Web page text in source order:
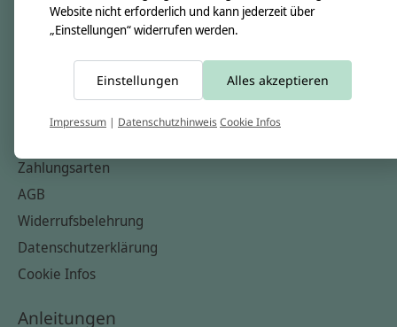
Impressum
Informationen
Kontakt
Zahlungsarten
AGB
Widerrufsbelehrung
Datenschutzerklärung
Cookie Infos
Anleitungen
Website nicht erforderlich und kann jederzeit über
„Einstellungen“ widerrufen werden.
Einstellungen Alles akzeptieren
Impressum | DatenschutzhinweisCookie Infos